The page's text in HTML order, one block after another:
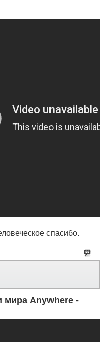
спасибо.
мира Anywhere -